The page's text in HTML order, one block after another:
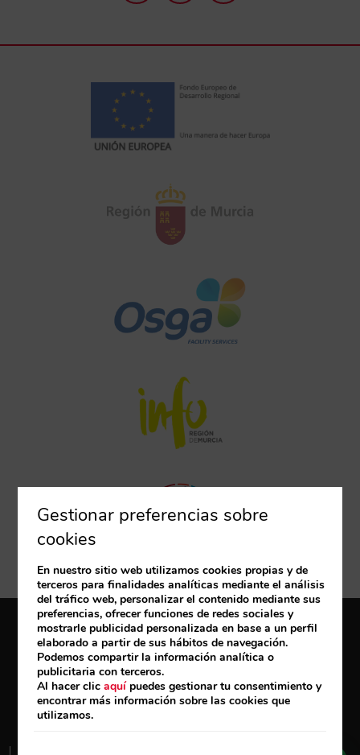
Mi reserva
Desarrollado pormirai
Gestionar preferencias sobre
cookies
En nuestro sitio web utilizamos cookies propias y de
terceros para finalidades analíticas mediante el análisis
del tráfico web, personalizar el contenido mediante sus
preferencias, ofrecer funciones de redes sociales y
mostrarle publicidad personalizada en base a un perfil
elaborado a partir de sus hábitos de navegación.
Podemos compartir la información analítica o
publicitaria con terceros.
Al hacer clicaquípuedes gestionar tu consentimiento y
encontrar más información sobre las cookies que
utilizamos.